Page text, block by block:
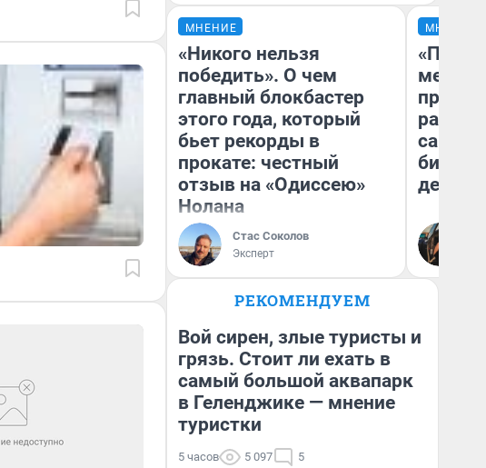
МНЕНИЕ
«Никого нельзя
победить». О чем
главный блокбастер
этого года, который
бьет рекорды в
прокате: честный
отзыв на «Одиссею»
Нолана
Стас Соколов
Эксперт
МНЕНИЕ
самом
РЕКОМЕНДУЕМ
Вой сирен, злые туристы и
грязь. Стоит ли ехать в
самый большой аквапарк
в Геленджике — мнение
туристки
5 часов 5 097 5